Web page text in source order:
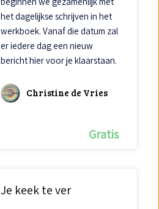
het dagelijkse schrijven in het
werkboek. Vanaf die datum zal
er iedere dag een nieuw
bericht hier voor je klaarstaan.
Christine de Vries
Gratis
Je keek te ver